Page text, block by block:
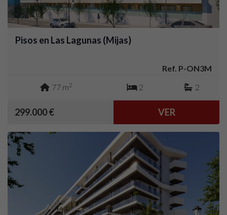
Pisos en Las Lagunas (Mijas)
Ref. P-ON3M
77 m2 2 2
299.000 € VER